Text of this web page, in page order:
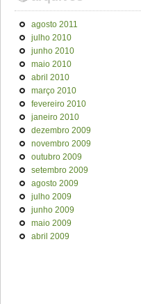
agosto 2011
julho 2010
junho 2010
maio 2010
abril 2010
março 2010
fevereiro 2010
janeiro 2010
dezembro 2009
novembro 2009
outubro 2009
setembro 2009
agosto 2009
julho 2009
junho 2009
maio 2009
abril 2009